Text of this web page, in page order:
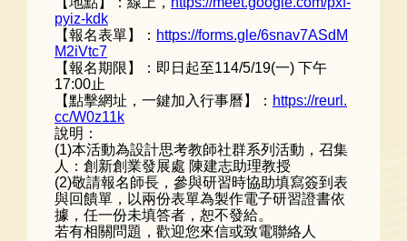
pyiz-kdk
【報名表單】： https://forms.gle/6snav7ASdM
M2iVtc7
【報名期限】：即日起至114/5/19(一) 下午
17:00止
【點擊網址，一鍵加入行事曆】： https://reurl.
cc/W0z11k
說明：
(1)本活動為設計思考教師社群系列活動，召集
人：創新創業發展處 陳建志助理教授
(2)敬請報名師長，參與研習時協助填寫簽到表
與回饋單，以兩份表單為製作電子研習證書依
據，任一份未填答者，恕不發給。
若有相關問題，歡迎您來信或致電聯絡人